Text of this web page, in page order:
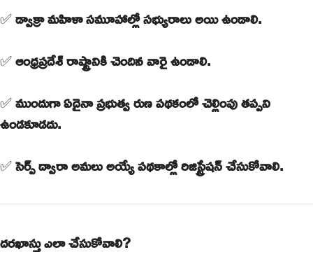
✅డ్వాక్రా మహిళా సమూహాల్లో సభ్యురాలు అయి ఉండాలి.
✅ఆంధ్రప్రదేశ్ రాష్ట్రానికి చెందిన వారై ఉండాలి.
✅ముందుగా ఏదైనా ప్రభుత్వ రుణ పథకంలో చెల్లింపు తప్పని
ఉండకూడదు.
✅సెర్ప్ ద్వారా అమలు అయ్యే పథకాల్లో రిజిస్ట్రేషన్ చేసుకోవాలి.
దరఖాస్తు ఎలా చేసుకోవాలి?